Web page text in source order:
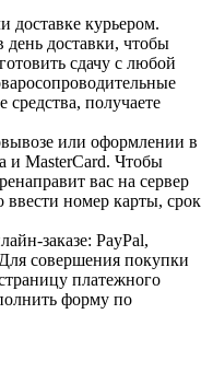
доставке курьером.
день доставки, чтобы
сдачу с любой
получаете
или оформлении в
и MasterCard. Чтобы
вас на сервер
номер карты, срок
заказе: PayPal,
совершения покупки
платежного
форму по